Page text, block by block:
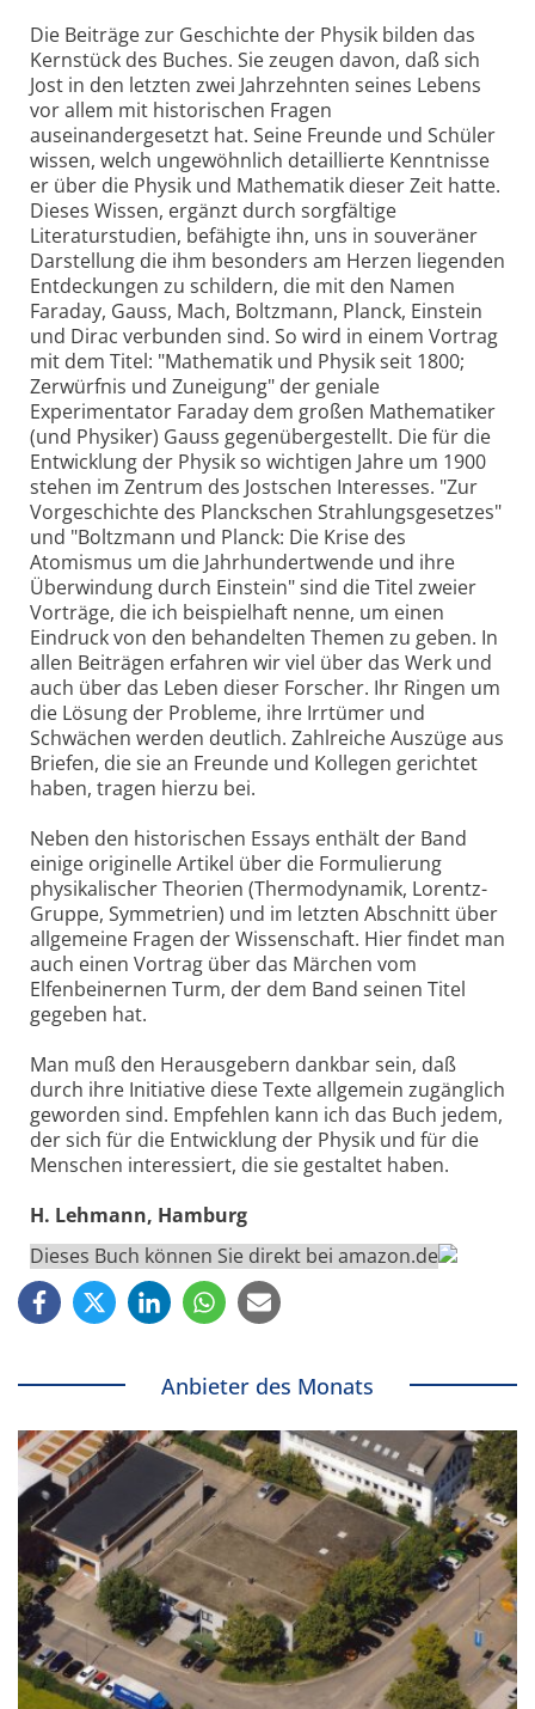
Die Beiträge zur Geschichte der Physik bilden das
Kernstück des Buches. Sie zeugen davon, daß sich
Jost in den letzten zwei Jahrzehnten seines Lebens
vor allem mit historischen Fragen
auseinandergesetzt hat. Seine Freunde und Schüler
wissen, welch ungewöhnlich detaillierte Kenntnisse
er über die Physik und Mathematik dieser Zeit hatte.
Dieses Wissen, ergänzt durch sorgfältige
Literaturstudien, befähigte ihn, uns in souveräner
Darstellung die ihm besonders am Herzen liegenden
Entdeckungen zu schildern, die mit den Namen
Faraday, Gauss, Mach, Boltzmann, Planck, Einstein
und Dirac verbunden sind. So wird in einem Vortrag
mit dem Titel: "Mathematik und Physik seit 1800;
Zerwürfnis und Zuneigung" der geniale
Experimentator Faraday dem großen Mathematiker
(und Physiker) Gauss gegenübergestellt. Die für die
Entwicklung der Physik so wichtigen Jahre um 1900
stehen im Zentrum des Jostschen Interesses. "Zur
Vorgeschichte des Planckschen Strahlungsgesetzes"
und "Boltzmann und Planck: Die Krise des
Atomismus um die Jahrhundertwende und ihre
Überwindung durch Einstein" sind die Titel zweier
Vorträge, die ich beispielhaft nenne, um einen
Eindruck von den behandelten Themen zu geben. In
allen Beiträgen erfahren wir viel über das Werk und
auch über das Leben dieser Forscher. Ihr Ringen um
die Lösung der Probleme, ihre Irrtümer und
Schwächen werden deutlich. Zahlreiche Auszüge aus
Briefen, die sie an Freunde und Kollegen gerichtet
haben, tragen hierzu bei.
Neben den historischen Essays enthält der Band
einige originelle Artikel über die Formulierung
physikalischer Theorien (Thermodynamik, Lorentz-
Gruppe, Symmetrien) und im letzten Abschnitt über
allgemeine Fragen der Wissenschaft. Hier findet man
auch einen Vortrag über das Märchen vom
Elfenbeinernen Turm, der dem Band seinen Titel
gegeben hat.
Man muß den Herausgebern dankbar sein, daß
durch ihre Initiative diese Texte allgemein zugänglich
geworden sind. Empfehlen kann ich das Buch jedem,
der sich für die Entwicklung der Physik und für die
Menschen interessiert, die sie gestaltet haben.
H. Lehmann, Hamburg
Dieses Buch können Sie direkt bei amazon.de
Anbieter des Monats